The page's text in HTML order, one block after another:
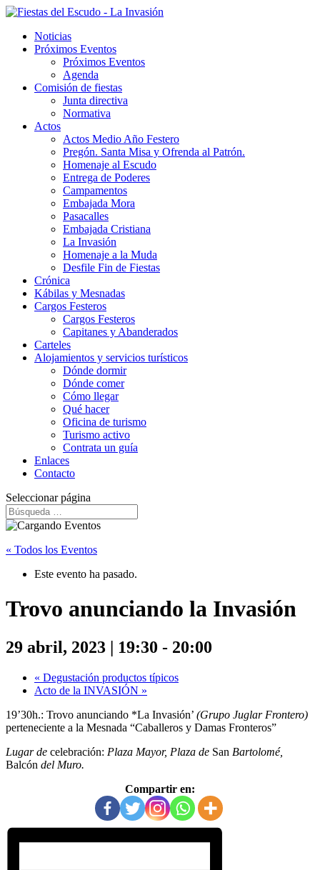
Noticias
Próximos Eventos
Próximos Eventos
Agenda
Comisión de fiestas
Junta directiva
Normativa
Actos
Actos Medio Año Festero
Pregón. Santa Misa y Ofrenda al Patrón.
Homenaje al Escudo
Entrega de Poderes
Campamentos
Embajada Mora
Pasacalles
Embajada Cristiana
La Invasión
Homenaje a la Muda
Desfile Fin de Fiestas
Crónica
Kábilas y Mesnadas
Cargos Festeros
Cargos Festeros
Capitanes y Abanderados
Carteles
Alojamientos y servicios turísticos
Dónde dormir
Dónde comer
Cómo llegar
Qué hacer
Oficina de turismo
Turismo activo
Contrata un guía
Enlaces
Contacto
Seleccionar página
« Todos los Eventos
Este evento ha pasado.
Trovo anunciando la Invasión
29 abril, 2023 | 19:30 - 20:00
« Degustación productos típicos
Acto de la INVASIÓN »
19’30h.: Trovo anunciando *La Invasión’ (Grupo Juglar Frontero)
perteneciente a la Mesnada “Caballeros y Damas Fronteros”
Lugar de celebración: Plaza Mayor, Plaza de San Bartolomé,
Balcón del Muro.
Compartir en: